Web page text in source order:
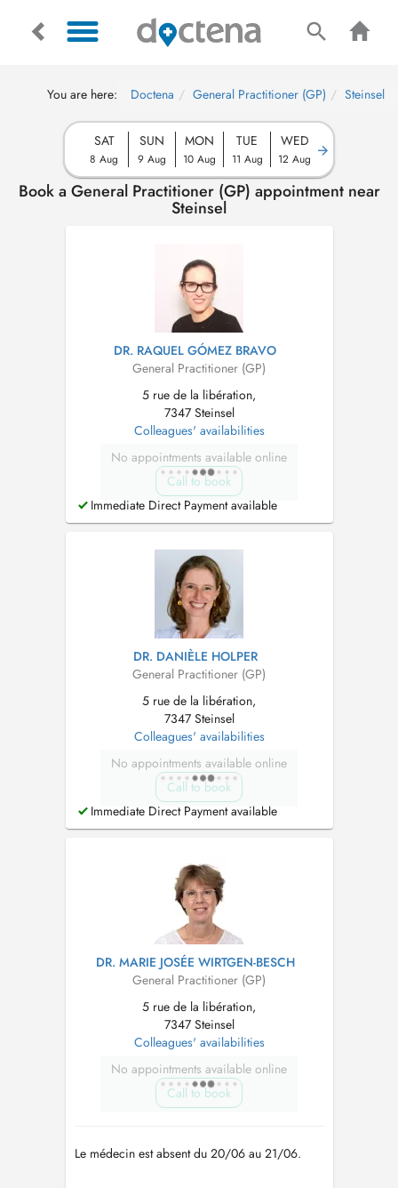
You are here: Doctena General Practitioner (GP) Steinsel
SAT
8 Aug
SUN
9 Aug
MON
10 Aug
TUE
11 Aug
WED
12 Aug
Book a General Practitioner (GP) appointment near
Steinsel
DR. RAQUEL GÓMEZ BRAVO
General Practitioner (GP)
5 rue de la libération,
7347 Steinsel
Colleagues' availabilities
No appointments available online
Call to book
Immediate Direct Payment available
DR. DANIÈLE HOLPER
General Practitioner (GP)
5 rue de la libération,
7347 Steinsel
Colleagues' availabilities
No appointments available online
Call to book
Immediate Direct Payment available
DR. MARIE JOSÉE WIRTGEN-BESCH
General Practitioner (GP)
5 rue de la libération,
7347 Steinsel
Colleagues' availabilities
No appointments available online
Call to book
Le médecin est absent du 20/06 au 21/06.